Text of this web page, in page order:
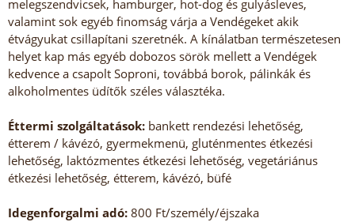
melegszendvicsek, hamburger, hot-dog és gulyásleves,
valamint sok egyéb finomság várja a Vendégeket akik
étvágyukat csillapítani szeretnék. A kínálatban természetesen
helyet kap más egyéb dobozos sörök mellett a Vendégek
kedvence a csapolt Soproni, továbbá borok, pálinkák és
alkoholmentes üdítők széles választéka.
Éttermi szolgáltatások: bankett rendezési lehetőség,
étterem / kávézó, gyermekmenü, gluténmentes étkezési
lehetőség, laktózmentes étkezési lehetőség, vegetáriánus
étkezési lehetőség, étterem, kávézó, büfé
Idegenforgalmi adó: 800 Ft/személy/éjszaka